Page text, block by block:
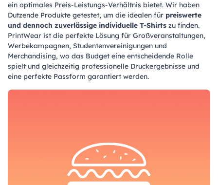
ein optimales Preis-Leistungs-Verhältnis bietet. Wir haben
Dutzende Produkte getestet, um die idealen für preiswerte
und dennoch zuverlässige individuelle T-Shirts zu finden.
PrintWear ist die perfekte Lösung für Großveranstaltungen,
Werbekampagnen, Studentenvereinigungen und
Merchandising, wo das Budget eine entscheidende Rolle
spielt und gleichzeitig professionelle Druckergebnisse und
eine perfekte Passform garantiert werden.